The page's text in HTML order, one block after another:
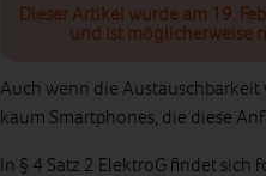
Dieser Artikel wurde am 19.
und ist möglicherweise
Auch wenn die
kaum Smartphones, die diese
In § 4 Satz 2 ElektroG findet sich